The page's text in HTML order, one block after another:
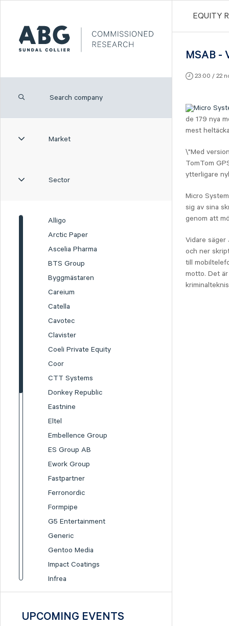
Market
Sector
Alligo
Arctic Paper
Ascelia Pharma
BTS Group
Byggmästaren
Careium
Catella
Cavotec
Clavister
Coeli Private Equity
Coor
CTT Systems
Donkey Republic
Eastnine
Eltel
Embellence Group
ES Group AB
Ework Group
Fastpartner
Ferronordic
Formpipe
G5 Entertainment
Generic
Gentoo Media
Impact Coatings
Infrea
Inission
I-tech
UPCOMING EVENTS
EQUITY
MSAB -
23:00 / 22
Micro
de 179 nya
mest
\"Med
TomTom
ytterligare
Micro
sig av sina
genom att
Vidare säger
och ner
till
motto. Det